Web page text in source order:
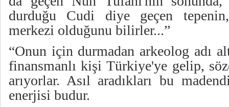
durduğu Cudi diye geçen
merkezi olduğunu bilirler...”
“Onun için durmadan arkeolog adı
finansmanlı kişi Türkiye'ye gelip,
arıyorlar. Asıl aradıkları bu
enerjisi budur.